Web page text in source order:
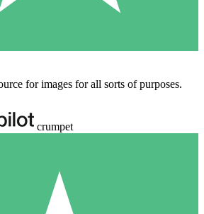
for images for all sorts of purposes.
crumpet